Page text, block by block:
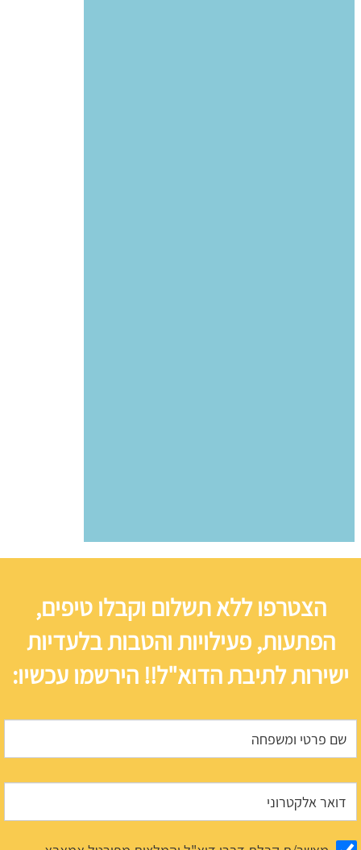
הצטרפו ללא תשלום וקבלו טיפים,
הפתעות, פעילויות והטבות בלעדיות
ישירות לתיבת הדוא"ל!! הירשמו עכשיו: